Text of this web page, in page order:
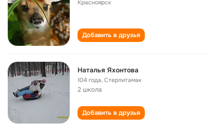
Красноярск
Добавить в друзья
Наталья Яхонтова
104 года,Стерлитамак
2 школа
Добавить в друзья